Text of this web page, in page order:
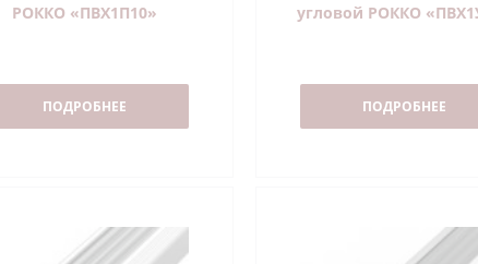
РОККО «ПВХ1П10»
ПОДРОБНЕЕ
угловой РОККО
ПОДРОБНЕЕ